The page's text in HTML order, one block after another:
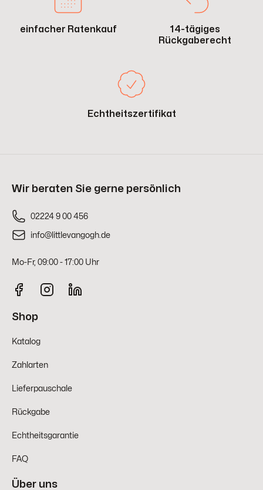
einfacher Ratenkauf
14-tägiges
Rückgaberecht
Echtheitszertifikat
Wir beraten Sie gerne persönlich
02224 9 00 456
info@littlevangogh.de
Mo-Fr, 09:00 - 17:00 Uhr
Shop
Katalog
Zahlarten
Lieferpauschale
Rückgabe
Echtheitsgarantie
FAQ
Über uns